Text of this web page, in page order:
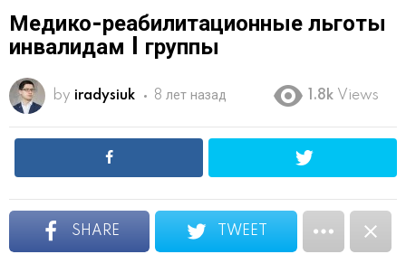
Медико-реабилитационные льготы
инвалидам I группы
by iradysiuk 8 лет назад 1.8k Views
SHARE TWEET